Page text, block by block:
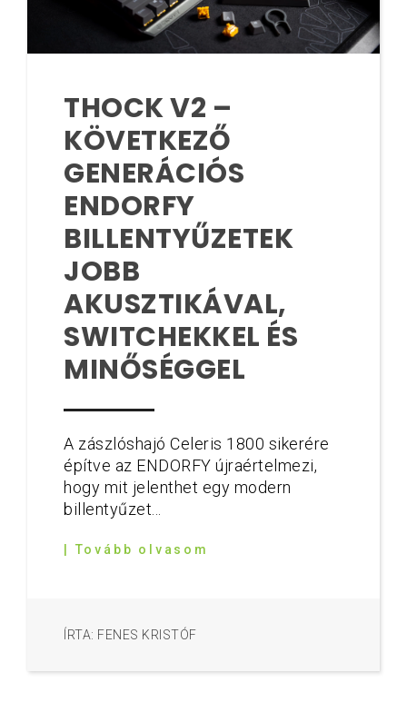
THOCK V2 –
KÖVETKEZŐ
GENERÁCIÓS
ENDORFY
BILLENTYŰZETEK
JOBB
AKUSZTIKÁVAL,
SWITCHEKKEL ÉS
MINŐSÉGGEL
A zászlóshajó Celeris 1800 sikerére
építve az ENDORFY újraértelmezi,
hogy mit jelenthet egy modern
billentyűzet...
| Tovább olvasom
ÍRTA: FENES KRISTÓF